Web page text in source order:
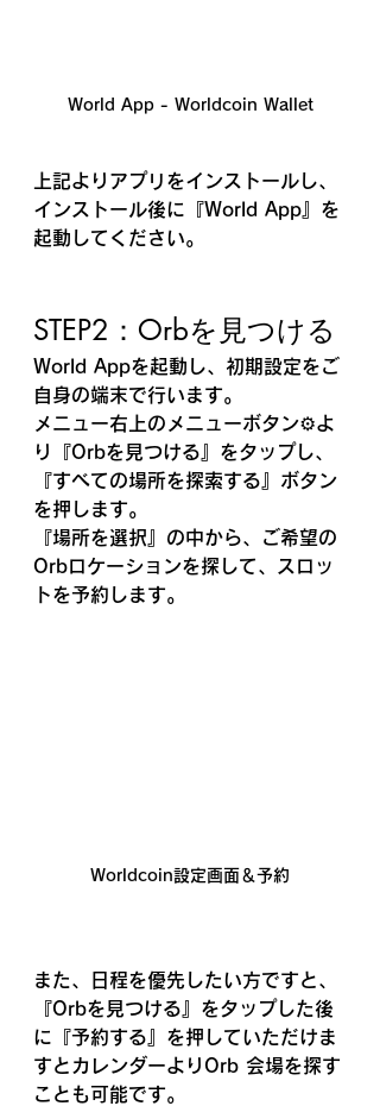
World App - Worldcoin Wallet
上記よりアプリをインストールし、
インストール後に『World App』を
起動してください。
STEP2：Orbを見つける
World Appを起動し、初期設定をご
自身の端末で行います。
メニュー右上のメニューボタン⚙️よ
り『Orbを見つける』をタップし、
『すべての場所を探索する』ボタン
を押します。
『場所を選択』の中から、ご希望の
Orbロケーションを探して、スロッ
トを予約します。
Worldcoin設定画面＆予約
また、日程を優先したい方ですと、
『Orbを見つける』をタップした後
に『予約する』を押していただけま
すとカレンダーよりOrb 会場を探す
ことも可能です。